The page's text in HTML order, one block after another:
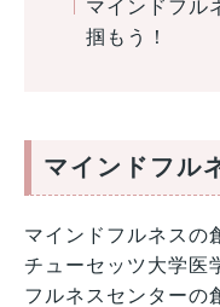
マインドフル
掴もう！
マインドフル
マインドフルネスの
チューセッツ大学医
フルネスセンターの